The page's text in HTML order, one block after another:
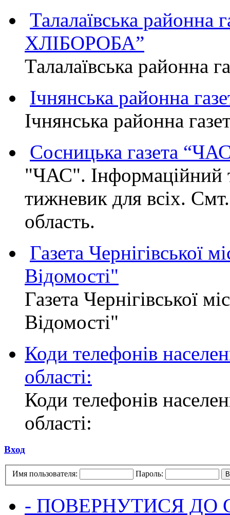
Талалаївська
ХЛІБОРОБА”
Талалаївська
Ічнянська районна
Ічнянська районна
Сосницька газета
"ЧАС". Інформаційний
тижневик для всіх.
область.
Газета Чернігівської
Відомості"
Газета Чернігівської
Відомості"
Коди телефонів
області:
Коди телефонів
області:
Вход
Имя пользователя: Пароль:
- ПОВЕРНУТИСЯ ДО